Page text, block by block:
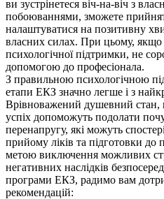
ви зустрінетеся віч-на-віч з
побоюваннями, зможете
налаштуватися на позитивну
власних силах. При цьому, якщо
психологічної підтримки, не
допомогою до професіонала.
З правильною психологічною
етапи ЕКЗ значно легше і з
Врівноважений душевний стан,
успіх допоможуть подолати
перенапругу, які можуть
прийому ліків та підготовки
метою виключення можливих
негативних наслідків
програми ЕКЗ, радимо вам
рекомендацій: